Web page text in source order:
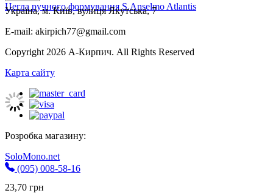
Цегла ручного формування S.Anselmo Atlantis
23,70 грн
Україна, м. Київ, вулиця Якутська, 7
E-mail: akirpich77@gmail.com
Copyright 2026 А-Кирпич. All Rights Reserved
Карта сайту
Розробка магазину:
SoloMono.net
(095) 008-58-16